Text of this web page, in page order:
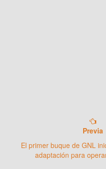
Previa
El primer buque de GNL
adaptación para